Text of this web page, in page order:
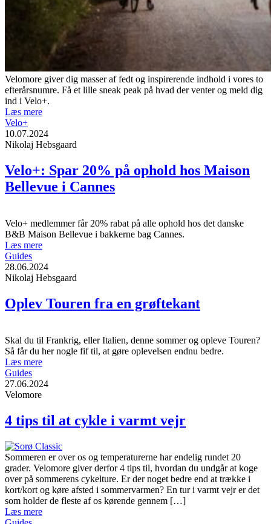
Velomore giver dig masser af fedt og inspirerende indhold i vores to
efterårsnumre. Få et lille sneak peak på hvad der venter og meld dig
ind i Velo+.
Læs mere
Velo+
10.07.2024
Nikolaj Hebsgaard
Velo+: Spar 20% på ophold hos Maison
Bellevue i Cannes
Velo+ medlemmer får 20% rabat på alle ophold hos det danske
B&B Maison Bellevue i bakkerne bag Cannes.
Læs mere
Guides
28.06.2024
Nikolaj Hebsgaard
Oplev Touren fra en grøftekant
Skal du til Frankrig, eller Italien, denne sommer og opleve Touren?
Så får du her nogle fif til, at gøre oplevelsen endnu bedre.
Læs mere
Guides
27.06.2024
Velomore
4 tips til at cykle i varmt vejr
Sommeren er over os og temperaturerne har endelig rundet 20
grader. Velomore giver derfor 4 tips til, hvordan du undgår at koge
over på sommerens cykelture. Er der noget bedre end at trække i
kort/kort og køre afsted i sommervarmen? En tur i varmt vejr er det
som holder de fleste af os kørende gennem […]
Læs mere